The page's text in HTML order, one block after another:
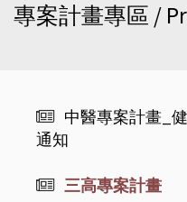
專案計畫專區 /
中醫專案計畫_
通知
三高專案計畫